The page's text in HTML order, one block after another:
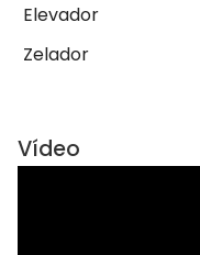
Elevador
Zelador
Vídeo